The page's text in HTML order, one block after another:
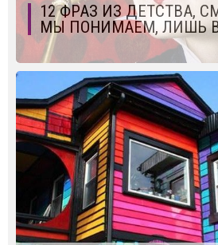
12 ФРАЗ ИЗ ДЕТСТВА,
МЫ ПОНИМАЕМ, ЛИШЬ